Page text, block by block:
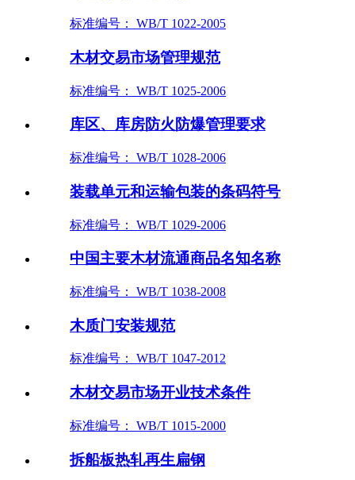
标准编号： WB/T 1022-2005
木材交易市场管理规范
标准编号： WB/T 1025-2006
库区、库房防火防爆管理要求
标准编号： WB/T 1028-2006
装载单元和运输包装的条码符号
标准编号： WB/T 1029-2006
中国主要木材流通商品名知名称
标准编号： WB/T 1038-2008
木质门安装规范
标准编号： WB/T 1047-2012
木材交易市场开业技术条件
标准编号： WB/T 1015-2000
拆船板热轧再生扁钢